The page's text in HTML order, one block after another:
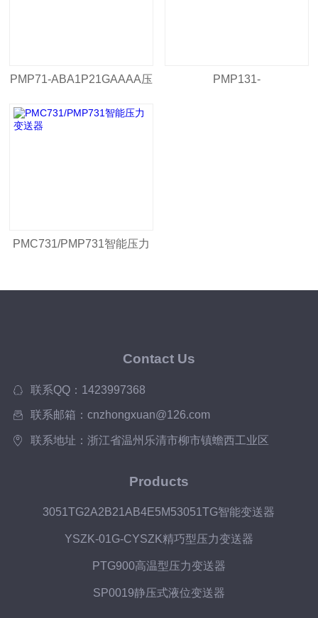
PMP71-ABA1P21GAAAA压 PMP131-
PMC731/PMP731智能压力
Contact Us
联系QQ：1423997368
联系邮箱：cnzhongxuan@126.com
联系地址：浙江省温州乐清市柳市镇蟾西工业区
Products
3051TG2A2B21AB4E5M53051TG智能变送器
YSZK-01G-CYSZK精巧型压力变送器
PTG900高温型压力变送器
SP0019静压式液位变送器